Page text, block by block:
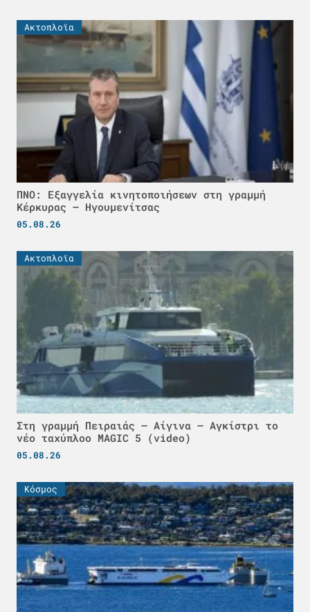
Ακτοπλοϊα
ΠΝΟ: Εξαγγελία κινητοποιήσεων στη γραμμή
Κέρκυρας – Ηγουμενίτσας
05.08.26
Ακτοπλοϊα
Στη γραμμή Πειραιάς – Αίγινα – Αγκίστρι το
νέο ταχύπλοο MAGIC 5 (video)
05.08.26
Κόσμος